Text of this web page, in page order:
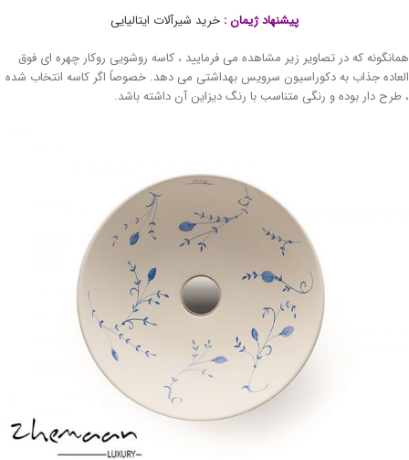
پیشنهاد ژیمان : خرید شیرآلات ایتالیایی
که در تصاویر زیر مشاهده می فرمایید ، کاسه روشویی روکار چهره ای فوق
جذاب به دکوراسیون سرویس بهداشتی می دهد. خصوصاً اگر کاسه انتخاب شده
دار بوده و رنگی متناسب با رنگ دیزاین آن داشته باشد.